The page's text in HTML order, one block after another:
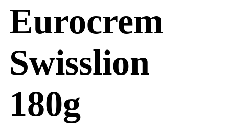
Eurocrem
Swisslion
180g